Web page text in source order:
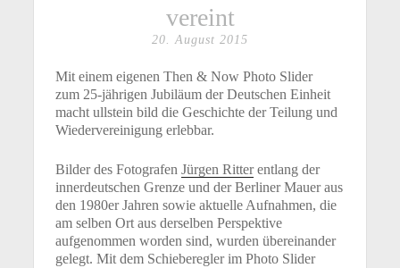
vereint
20. August 2015
Mit einem eigenen Then & Now Photo Slider
zum 25-jährigen Jubiläum der Deutschen Einheit
macht ullstein bild die Geschichte der Teilung und
Wiedervereinigung erlebbar.
Bilder des FotografenJürgen Ritterentlang der
innerdeutschen Grenze und der Berliner Mauer aus
den 1980er Jahren sowie aktuelle Aufnahmen, die
am selben Ort aus derselben Perspektive
aufgenommen worden sind, wurden übereinander
gelegt. Mit dem Schieberegler im Photo Slider